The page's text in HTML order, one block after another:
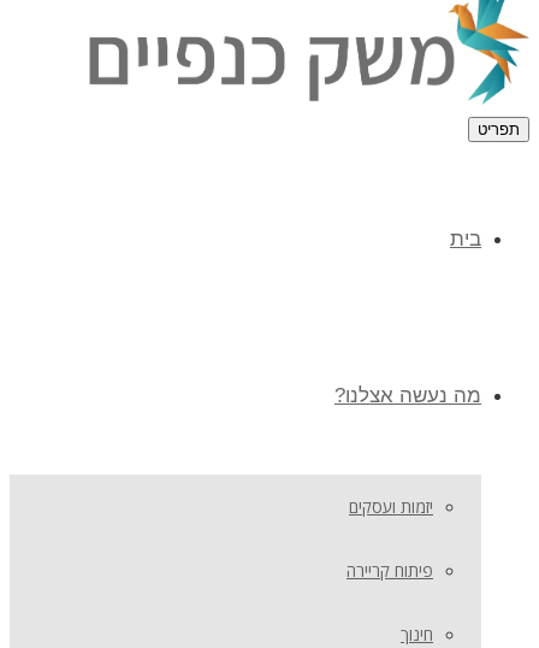
תפריט
בית
מה נעשה אצלנו?
יזמות ועסקים
פיתוח קריירה
חינוך